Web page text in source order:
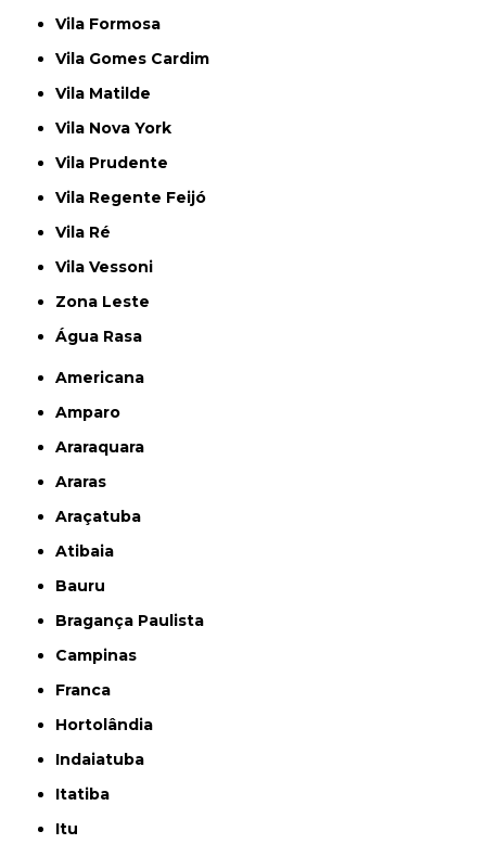
Vila Formosa
Vila Gomes Cardim
Vila Matilde
Vila Nova York
Vila Prudente
Vila Regente Feijó
Vila Ré
Vila Vessoni
Zona Leste
Água Rasa
Americana
Amparo
Araraquara
Araras
Araçatuba
Atibaia
Bauru
Bragança Paulista
Campinas
Franca
Hortolândia
Indaiatuba
Itatiba
Itu